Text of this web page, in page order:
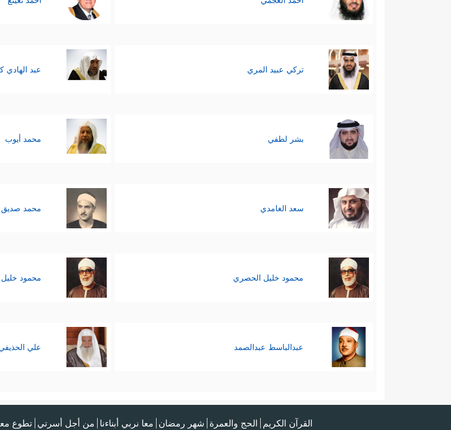
تركي عبيد المري عبد الهادي
بشر لطفي محمد أيوب
سعد الغامدي محمد صديق
محمود خليل الحصري محمود
عبدالباسط عبدالصمد علي
القرآن الكريم الحج والعمرة شهر رمضان معا نربي أبناءنا من أجل أسرتي تطوع